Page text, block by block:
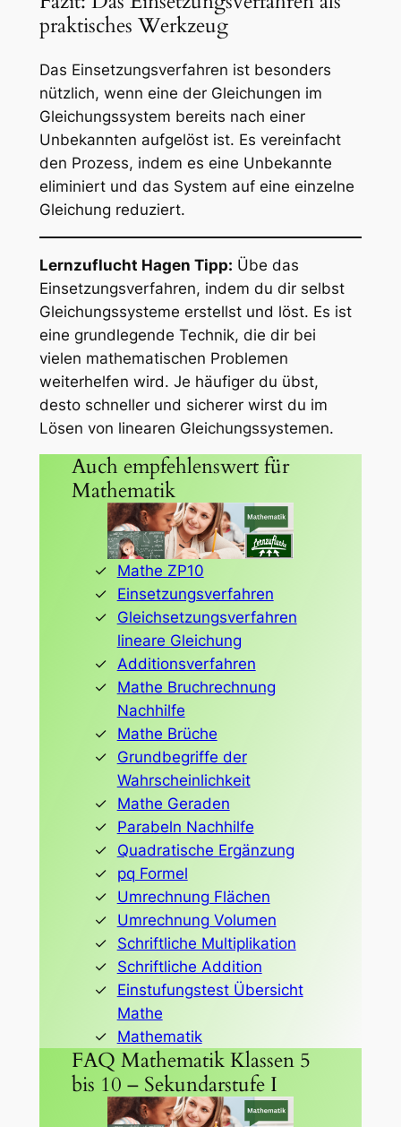
praktisches Werkzeug
Das Einsetzungsverfahren ist besonders
nützlich, wenn eine der Gleichungen im
Gleichungssystem bereits nach einer
Unbekannten aufgelöst ist. Es vereinfacht
den Prozess, indem es eine Unbekannte
eliminiert und das System auf eine einzelne
Gleichung reduziert.
Lernzuflucht Hagen Tipp: Übe das
Einsetzungsverfahren, indem du dir selbst
Gleichungssysteme erstellst und löst. Es ist
eine grundlegende Technik, die dir bei
vielen mathematischen Problemen
weiterhelfen wird. Je häufiger du übst,
desto schneller und sicherer wirst du im
Lösen von linearen Gleichungssystemen.
Auch empfehlenswert für
Mathematik
Mathe ZP10
Einsetzungsverfahren
Gleichsetzungsverfahren
lineare Gleichung
Additionsverfahren
Mathe Bruchrechnung
Nachhilfe
Mathe Brüche
Grundbegriffe der
Wahrscheinlichkeit
Mathe Geraden
Parabeln Nachhilfe
Quadratische Ergänzung
pq Formel
Umrechnung Flächen
Umrechnung Volumen
Schriftliche Multiplikation
Schriftliche Addition
Einstufungstest Übersicht
Mathe
Mathematik
FAQ Mathematik Klassen 5
bis 10 – Sekundarstufe I